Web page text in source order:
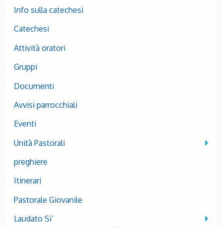
Info sulla catechesi
Catechesi
Attività oratori
Gruppi
Documenti
Avvisi parrocchiali
Eventi
Unità Pastorali
preghiere
Itinerari
Pastorale Giovanile
Laudato Si’